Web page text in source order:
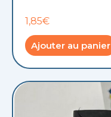
1,85€
Ajouter au panier